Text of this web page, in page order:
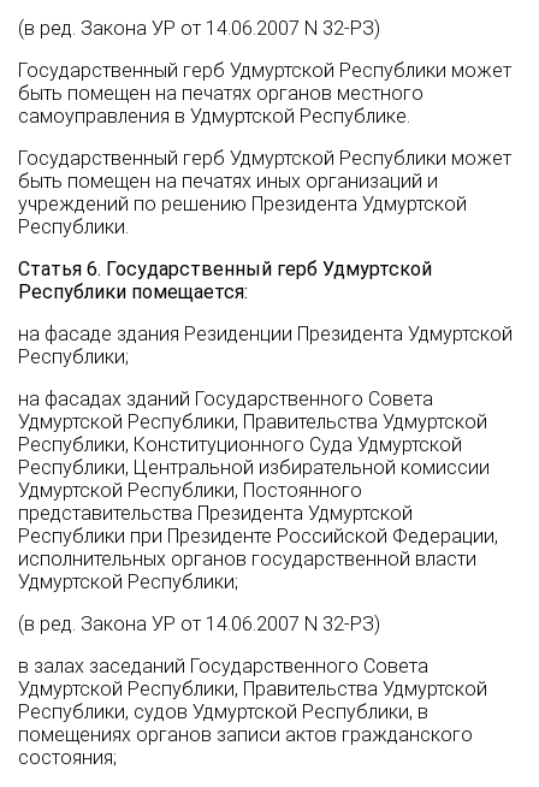
(в ред. Закона УР от 14.06.2007 N 32-РЗ)
Государственный герб Удмуртской Республики может
быть помещен на печатях органов местного
самоуправления в Удмуртской Республике.
Государственный герб Удмуртской Республики может
быть помещен на печатях иных организаций и
учреждений по решению Президента Удмуртской
Республики.
Статья 6. Государственный герб Удмуртской
Республики помещается:
на фасаде здания Резиденции Президента Удмуртской
Республики;
на фасадах зданий Государственного Совета
Удмуртской Республики, Правительства Удмуртской
Республики, Конституционного Суда Удмуртской
Республики, Центральной избирательной комиссии
Удмуртской Республики, Постоянного
представительства Президента Удмуртской
Республики при Президенте Российской Федерации,
исполнительных органов государственной власти
Удмуртской Республики;
(в ред. Закона УР от 14.06.2007 N 32-РЗ)
в залах заседаний Государственного Совета
Удмуртской Республики, Правительства Удмуртской
Республики, судов Удмуртской Республики, в
помещениях органов записи актов гражданского
состояния;